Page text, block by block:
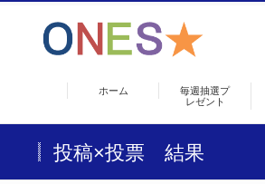
ホーム
毎週抽選プ
レゼント
投稿×投票 結果